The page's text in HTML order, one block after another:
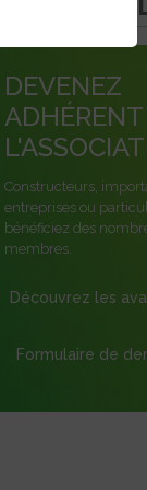
DEVENEZ
Constructeurs,
entreprises ou
bénéficiez des
membres.
Découvrez les
Formulaire de